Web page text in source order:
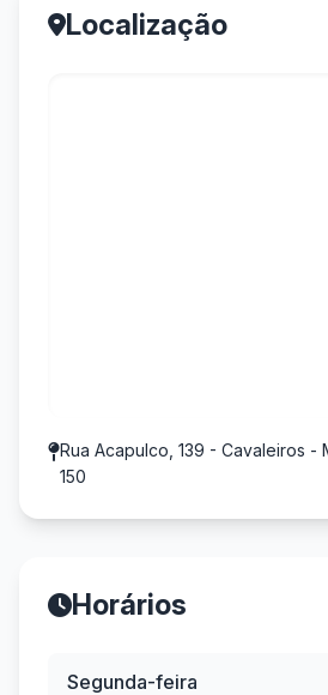
Localização
Rua Acapulco, 139 - Cavaleiros -
150
Horários
Segunda-feira